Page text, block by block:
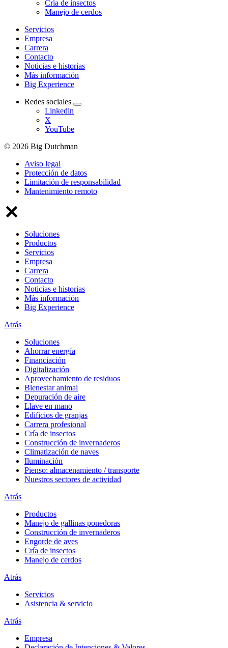
Cría de insectos
Manejo de cerdos
Servicios
Empresa
Carrera
Contacto
Noticias e historias
Más información
Big Experience
Redes sociales
Linkedin
X
YouTube
© 2026 Big Dutchman
Aviso legal
Protección de datos
Limitación de responsabilidad
Mantenimiento remoto
Soluciones
Productos
Servicios
Empresa
Carrera
Contacto
Noticias e historias
Más información
Big Experience
Atrás
Soluciones
Ahorrar energía
Financiación
Digitalización
Aprovechamiento de residuos
Bienestar animal
Depuración de aire
Llave en mano
Edificios de granjas
Carrera profesional
Cría de insectos
Construcción de invernaderos
Climatización de naves
Iluminación
Pienso: almacenamiento / transporte
Nuestros sectores de actividad
Atrás
Productos
Manejo de gallinas ponedoras
Construcción de invernaderos
Engorde de aves
Cría de insectos
Manejo de cerdos
Atrás
Servicios
Asistencia & servicio
Atrás
Empresa